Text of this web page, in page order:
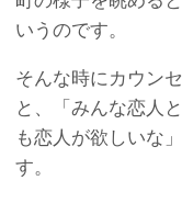
いうのです。
そんな時にカウン
と、「みんな恋人
も恋人が欲しいな
す。